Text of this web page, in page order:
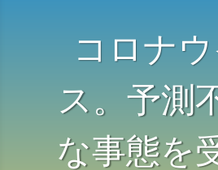
コロナ
ス。予測
な事態を